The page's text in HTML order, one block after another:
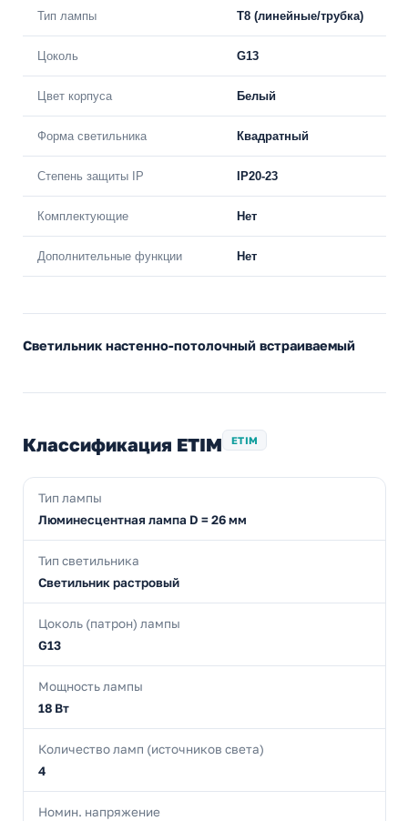
Тип лампы T8 (линейные/трубка)
Цоколь G13
Цвет корпуса Белый
Форма светильника Квадратный
Степень защиты IP IP20-23
Комплектующие Нет
Дополнительные функции Нет
Светильник настенно-потолочный встраиваемый
Классификация ETIM ETIM
Тип лампы
Люминесцентная лампа D = 26 мм
Тип светильника
Светильник растровый
Цоколь (патрон) лампы
G13
Мощность лампы
18 Вт
Количество ламп (источников света)
4
Номин. напряжение